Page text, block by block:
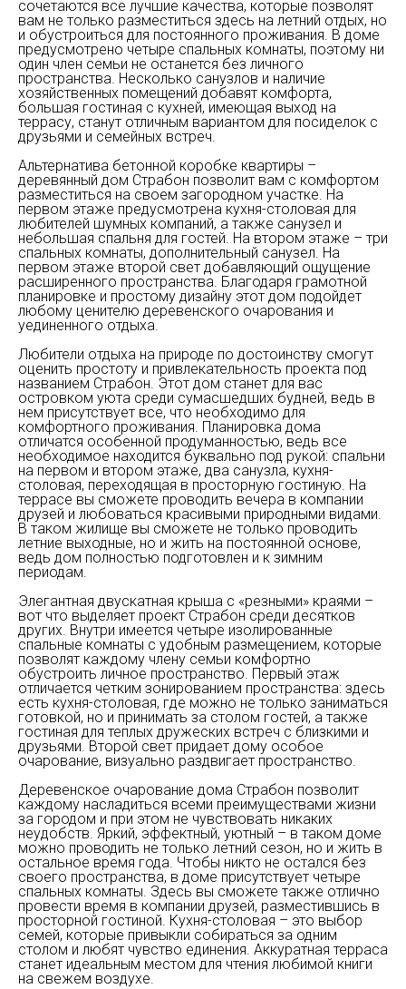
сочетаются все лучшие качества, которые позволят
вам не только разместиться здесь на летний отдых, но
и обустроиться для постоянного проживания. В доме
предусмотрено четыре спальных комнаты, поэтому ни
один член семьи не останется без личного
пространства. Несколько санузлов и наличие
хозяйственных помещений добавят комфорта,
большая гостиная с кухней, имеющая выход на
террасу, станут отличным вариантом для посиделок с
друзьями и семейных встреч.
Альтернатива бетонной коробке квартиры –
деревянный дом Страбон позволит вам с комфортом
разместиться на своем загородном участке. На
первом этаже предусмотрена кухня-столовая для
любителей шумных компаний, а также санузел и
небольшая спальня для гостей. На втором этаже – три
спальных комнаты, дополнительный санузел. На
первом этаже второй свет добавляющий ощущение
расширенного пространства. Благодаря грамотной
планировке и простому дизайну этот дом подойдет
любому ценителю деревенского очарования и
уединенного отдыха.
Любители отдыха на природе по достоинству смогут
оценить простоту и привлекательность проекта под
названием Страбон. Этот дом станет для вас
островком уюта среди сумасшедших будней, ведь в
нем присутствует все, что необходимо для
комфортного проживания. Планировка дома
отличатся особенной продуманностью, ведь все
необходимое находится буквально под рукой: спальни
на первом и втором этаже, два санузла, кухня-
столовая, переходящая в просторную гостиную. На
террасе вы сможете проводить вечера в компании
друзей и любоваться красивыми природными видами.
В таком жилище вы сможете не только проводить
летние выходные, но и жить на постоянной основе,
ведь дом полностью подготовлен и к зимним
периодам.
Элегантная двускатная крыша с «резными» краями –
вот что выделяет проект Страбон среди десятков
других. Внутри имеется четыре изолированные
спальные комнаты с удобным размещением, которые
позволят каждому члену семьи комфортно
обустроить личное пространство. Первый этаж
отличается четким зонированием пространства: здесь
есть кухня-столовая, где можно не только заниматься
готовкой, но и принимать за столом гостей, а также
гостиная для теплых дружеских встреч с близкими и
друзьями. Второй свет придает дому особое
очарование, визуально раздвигает пространство.
Деревенское очарование дома Страбон позволит
каждому насладиться всеми преимуществами жизни
за городом и при этом не чувствовать никаких
неудобств. Яркий, эффектный, уютный – в таком доме
можно проводить не только летний сезон, но и жить в
остальное время года. Чтобы никто не остался без
своего пространства, в доме присутствует четыре
спальных комнаты. Здесь вы сможете также отлично
провести время в компании друзей, разместившись в
просторной гостиной. Кухня-столовая – это выбор
семей, которые привыкли собираться за одним
столом и любят чувство единения. Аккуратная терраса
станет идеальным местом для чтения любимой книги
на свежем воздухе.